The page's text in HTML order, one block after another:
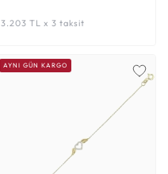
3.203 TL x 3 taksit
AYNI GÜN KARGO